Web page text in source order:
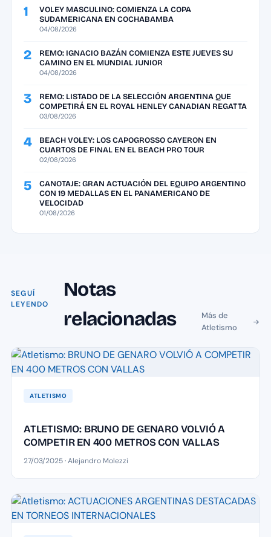
1
VOLEY MASCULINO: COMIENZA LA COPA
SUDAMERICANA EN COCHABAMBA
04/08/2026
2
REMO: IGNACIO BAZÁN COMIENZA ESTE JUEVES SU
CAMINO EN EL MUNDIAL JUNIOR
04/08/2026
3
REMO: LISTADO DE LA SELECCIÓN ARGENTINA QUE
COMPETIRÁ EN EL ROYAL HENLEY CANADIAN REGATTA
03/08/2026
4
BEACH VOLEY: LOS CAPOGROSSO CAYERON EN
CUARTOS DE FINAL EN EL BEACH PRO TOUR
02/08/2026
5
CANOTAJE: GRAN ACTUACIÓN DEL EQUIPO ARGENTINO
CON 19 MEDALLAS EN EL PANAMERICANO DE
VELOCIDAD
01/08/2026
SEGUÍ
LEYENDO
Notas
relacionadas
Más de
Atletismo
ATLETISMO
ATLETISMO: BRUNO DE GENARO VOLVIÓ A
COMPETIR EN 400 METROS CON VALLAS
27/03/2025 · Alejandro Molezzi